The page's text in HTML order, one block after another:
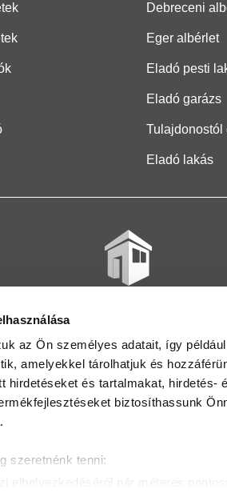
az Ön személyes adatait, így
amelyekkel tárolhatjuk és
hirdetéseket és tartalmakat, hirdetés-
biztosíthassunk
szeretnénk tenni:
Debreceni
Eger albérlet
Eladó pesti
Eladó garázs
Tulajdonostól
Eladó lakás